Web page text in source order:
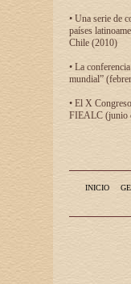
• Una serie de
países
Chile (2010)
• La
mundial”
• El X
FIEALC (junio
INICIO